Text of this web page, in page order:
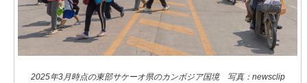
2025年3月時点の東部サケーオ県のカンボジア国境 写真：newsclip